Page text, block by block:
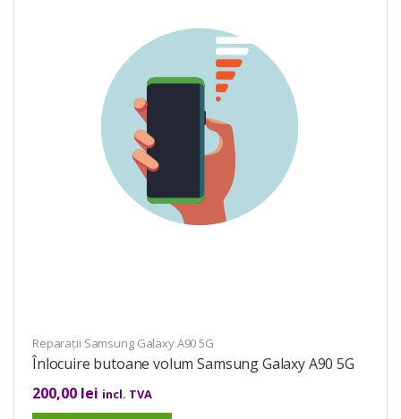
Reparații Samsung Galaxy A90 5G
Înlocuire butoane volum Samsung Galaxy A90 5G
200,00 lei incl. TVA